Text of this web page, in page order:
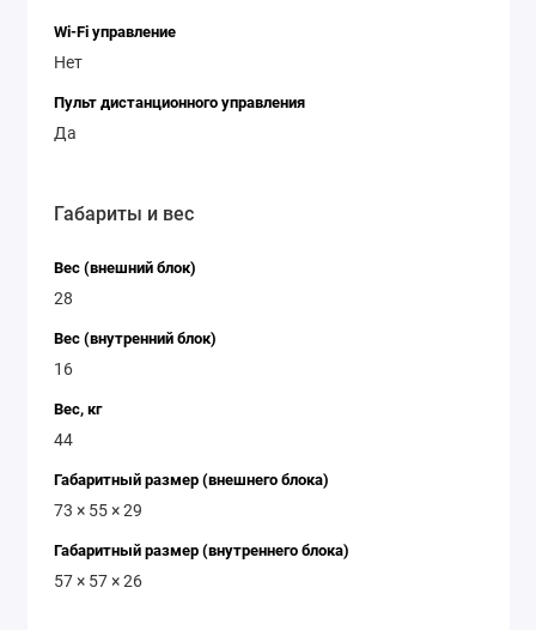
Wi-Fi управление
Нет
Пульт дистанционного управления
Да
Габариты и вес
Вес (внешний блок)
28
Вес (внутренний блок)
16
Вес, кг
44
Габаритный размер (внешнего блока)
73 × 55 × 29
Габаритный размер (внутреннего блока)
57 × 57 × 26